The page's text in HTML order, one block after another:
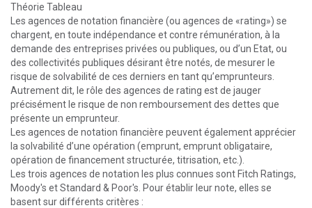
Théorie Tableau
Les agences de notation financière (ou agences de «rating») se
chargent, en toute indépendance et contre rémunération, à la
demande des entreprises privées ou publiques, ou d’un Etat, ou
des collectivités publiques désirant être notés, de mesurer le
risque de solvabilité de ces derniers en tant qu’emprunteurs.
Autrement dit, le rôle des agences de rating est de jauger
précisément le risque de non remboursement des dettes que
présente un emprunteur.
Les agences de notation financière peuvent également apprécier
la solvabilité d’une opération (emprunt, emprunt obligataire,
opération de financement structurée, titrisation, etc.).
Les trois agences de notation les plus connues sont Fitch Ratings,
Moody's et Standard & Poor's. Pour établir leur note, elles se
basent sur différents critères :